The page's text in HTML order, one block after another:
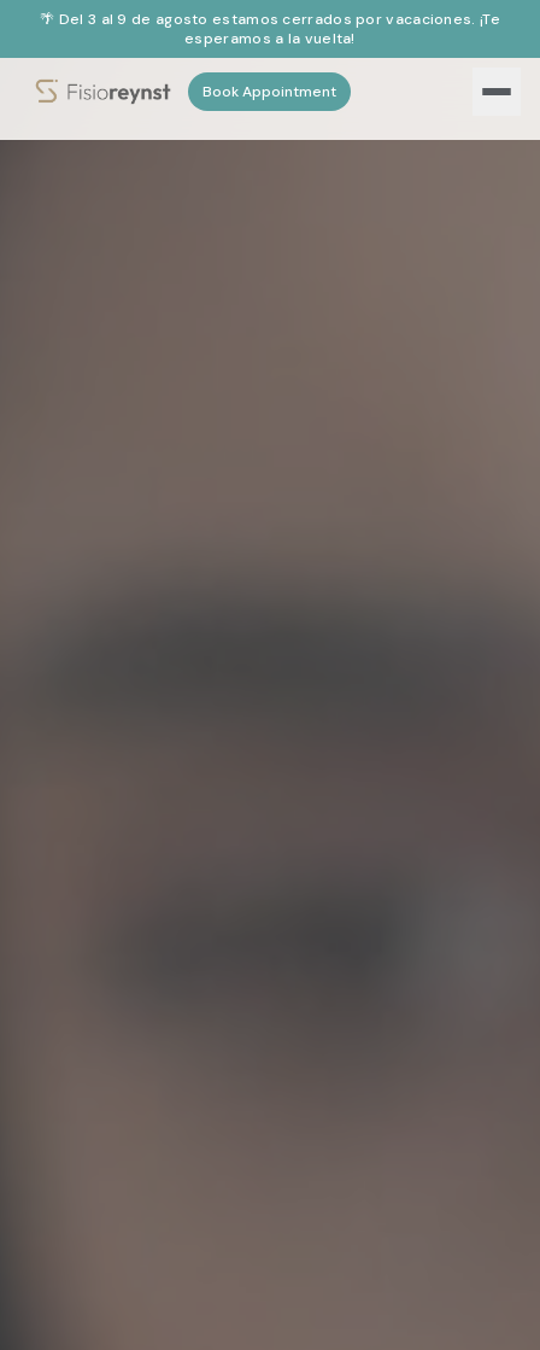
🌴 Del 3 al 9 de agosto estamos cerrados por vacaciones. ¡Te
esperamos a la vuelta!
Book Appointment